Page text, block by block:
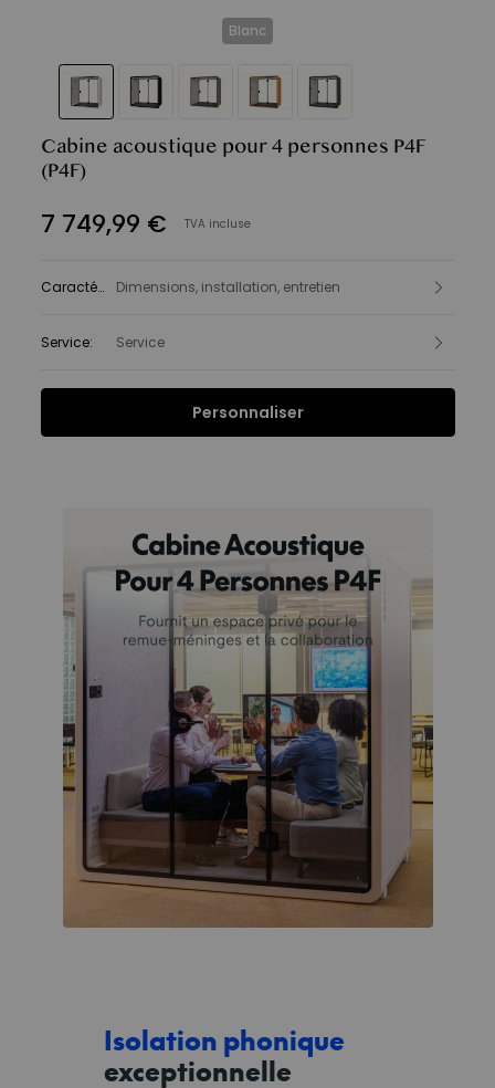
Blanc
Cabine acoustique pour 4 personnes P4F
(P4F)
7 749,99 € TVA incluse
Caractéristiques :
Dimensions, installation, entretien
Service: Service
Personnaliser
Isolation phonique
exceptionnelle